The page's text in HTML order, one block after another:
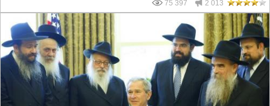
75 397 2 013